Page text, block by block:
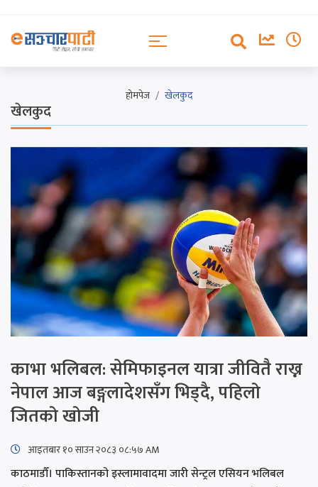
होमपेज खेलकुद
खेलकुद
काभा भलिबल: सेमिफाइनल यात्रा जीवितै राख्न
नेपाल आज बङ्गलादेशसँग भिड्दै, पहिलो
जितको खोजी
आइतबार​ १० साउन २०८३ ०८:५७ AM
काठमाडौँ। पाकिस्तानको इस्लामावादमा जारी सेन्ट्रल एसियन भलिबल